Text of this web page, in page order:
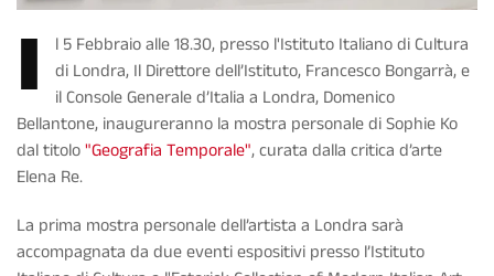
I
l 5 Febbraio alle 18.30, presso l'Istituto Italiano di Cultura
di Londra, Il Direttore dell’Istituto, Francesco Bongarrà, e
il Console Generale d’Italia a Londra, Domenico
Bellantone, inaugureranno la mostra personale di Sophie Ko
dal titolo"Geografia Temporale", curata dalla critica d’arte
Elena Re.
La prima mostra personale dell’artista a Londra sarà
accompagnata da due eventi espositivi presso l’Istituto